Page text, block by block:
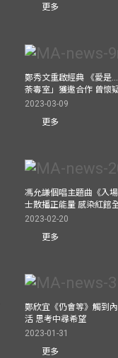
更多
鄭秀文重啟經典 《愛是
荼毒室」獲邀合作 曾懷
2023-03-09
更多
馮允謙個唱主題曲《入
士散播正能量 感染紅館
2023-02-20
更多
鄭欣宜《仍會等》觸到
活 思考中尋希望
2023-01-31
更多